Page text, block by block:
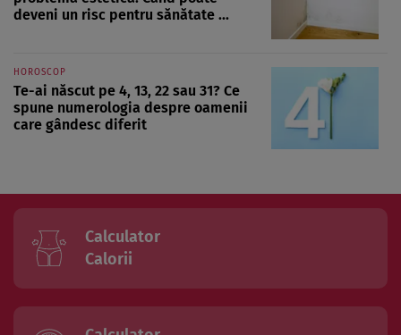
deveni un risc pentru sănătate ...
HOROSCOP
Te-ai născut pe 4, 13, 22 sau 31? Ce
spune numerologia despre oamenii
care gândesc diferit
Calculator
Calorii